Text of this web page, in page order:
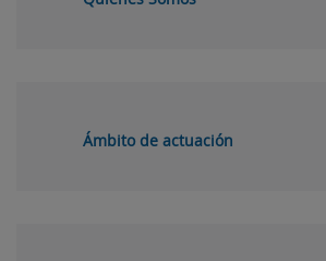
Ámbito de actuación